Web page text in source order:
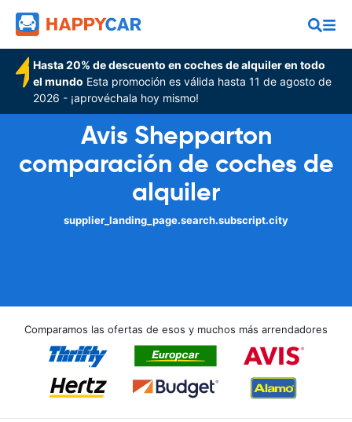
Hasta 20% de descuento en coches de alquiler en todo
el mundo Esta promoción es válida hasta 11 de agosto de
2026 - ¡aprovéchala hoy mismo!
Avis Shepparton
comparación de coches de
alquiler
supplier_landing_page.search.subscript.city
Comparamos las ofertas de esos y muchos más arrendadores